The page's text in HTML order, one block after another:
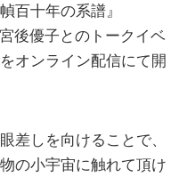
百十年の系譜』
後優子とのトークイベ
オンライン配信にて開
差しを向けることで、
の小宇宙に触れて頂け